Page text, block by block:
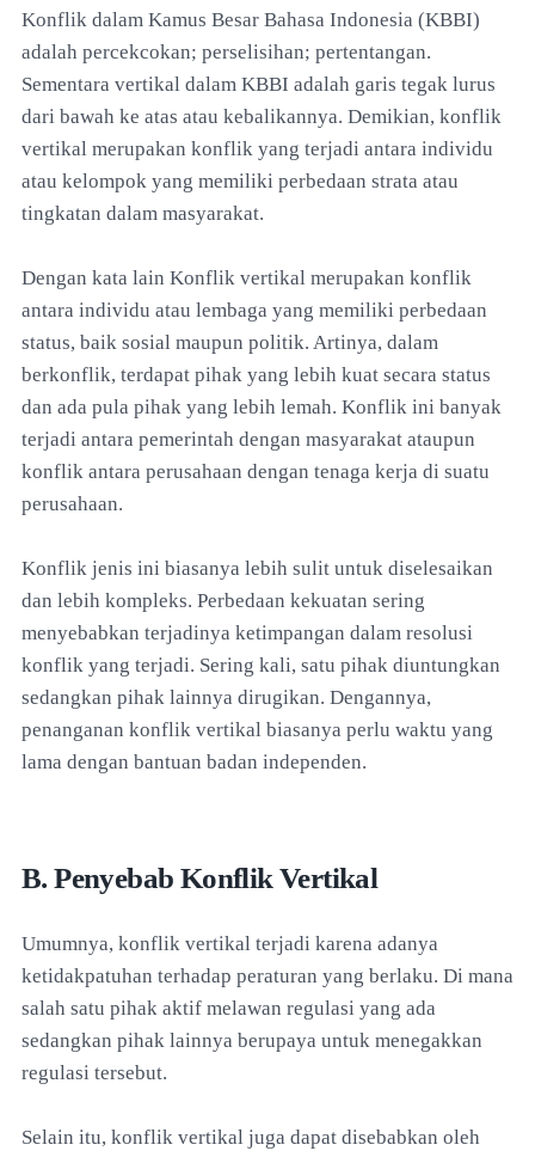
Konflik dalam Kamus Besar Bahasa Indonesia (KBBI)
adalah percekcokan; perselisihan; pertentangan.
Sementara vertikal dalam KBBI adalah garis tegak lurus
dari bawah ke atas atau kebalikannya. Demikian, konflik
vertikal merupakan konflik yang terjadi antara individu
atau kelompok yang memiliki perbedaan strata atau
tingkatan dalam masyarakat.
Dengan kata lain Konflik vertikal merupakan konflik
antara individu atau lembaga yang memiliki perbedaan
status, baik sosial maupun politik. Artinya, dalam
berkonflik, terdapat pihak yang lebih kuat secara status
dan ada pula pihak yang lebih lemah. Konflik ini banyak
terjadi antara pemerintah dengan masyarakat ataupun
konflik antara perusahaan dengan tenaga kerja di suatu
perusahaan.
Konflik jenis ini biasanya lebih sulit untuk diselesaikan
dan lebih kompleks. Perbedaan kekuatan sering
menyebabkan terjadinya ketimpangan dalam resolusi
konflik yang terjadi. Sering kali, satu pihak diuntungkan
sedangkan pihak lainnya dirugikan. Dengannya,
penanganan konflik vertikal biasanya perlu waktu yang
lama dengan bantuan badan independen.
B. Penyebab Konflik Vertikal
Umumnya, konflik vertikal terjadi karena adanya
ketidakpatuhan terhadap peraturan yang berlaku. Di mana
salah satu pihak aktif melawan regulasi yang ada
sedangkan pihak lainnya berupaya untuk menegakkan
regulasi tersebut.
Selain itu, konflik vertikal juga dapat disebabkan oleh